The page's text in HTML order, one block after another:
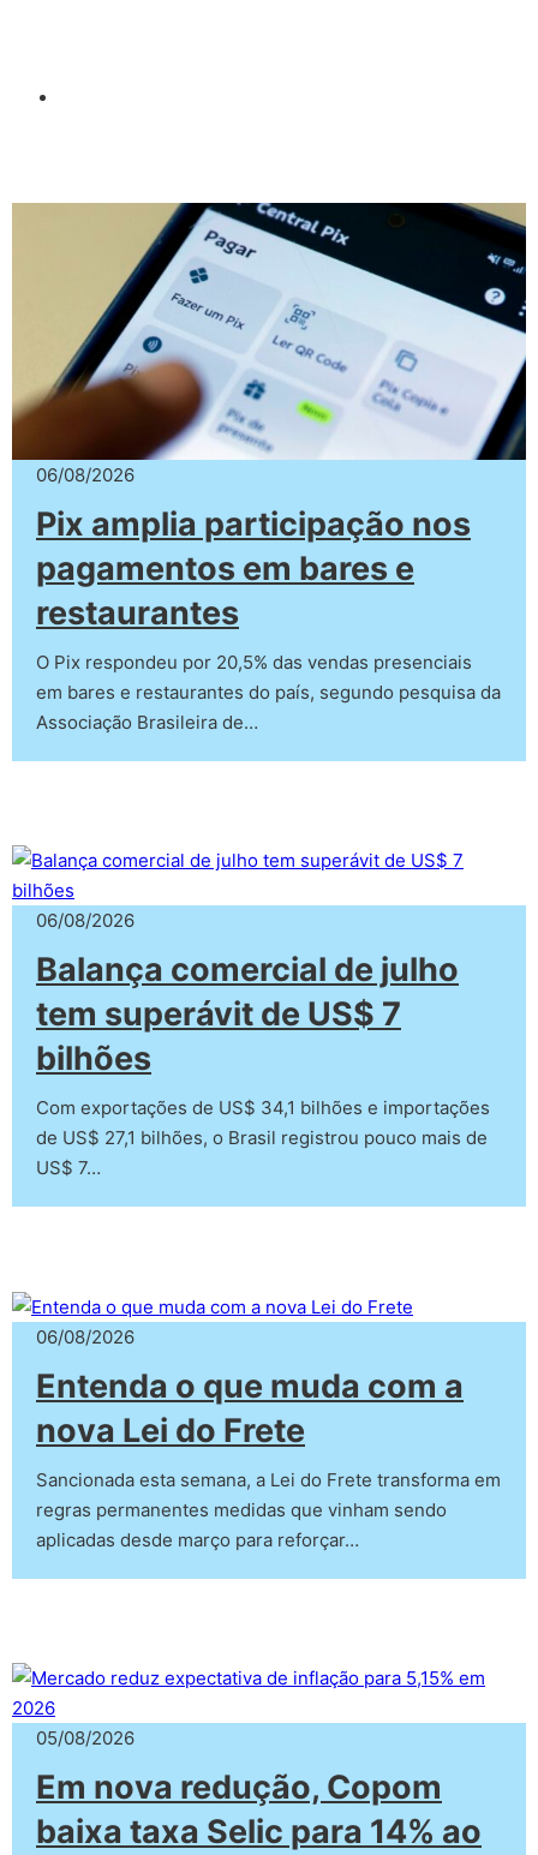
06/08/2026
Pix amplia participação nos
pagamentos em bares e
restaurantes
O Pix respondeu por 20,5% das vendas presenciais
em bares e restaurantes do país, segundo pesquisa da
Associação Brasileira de…
06/08/2026
Balança comercial de julho
tem superávit de US$ 7
bilhões
Com exportações de US$ 34,1 bilhões e importações
de US$ 27,1 bilhões, o Brasil registrou pouco mais de
US$ 7…
06/08/2026
Entenda o que muda com a
nova Lei do Frete
Sancionada esta semana, a Lei do Frete transforma em
regras permanentes medidas que vinham sendo
aplicadas desde março para reforçar…
05/08/2026
Em nova redução, Copom
baixa taxa Selic para 14% ao